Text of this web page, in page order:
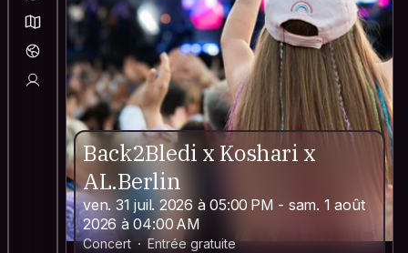
Back2Bledi x Koshari x
AL.Berlin
ven. 31 juil. 2026 à 05:00 PM - sam. 1 août
2026 à 04:00 AM
Concert Entrée gratuite